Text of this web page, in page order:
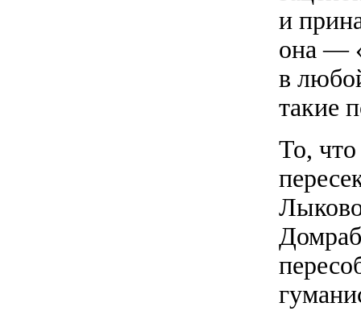
и
она —
в
такие
То,